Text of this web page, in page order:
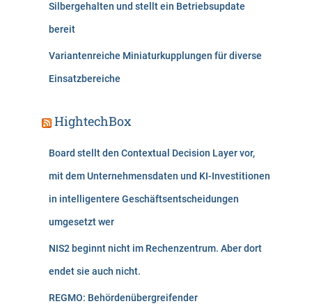
Silbergehalten und stellt ein Betriebsupdate
bereit
Variantenreiche Miniaturkupplungen für diverse
Einsatzbereiche
HightechBox
Board stellt den Contextual Decision Layer vor,
mit dem Unternehmensdaten und KI-Investitionen
in intelligentere Geschäftsentscheidungen
umgesetzt wer
NIS2 beginnt nicht im Rechenzentrum. Aber dort
endet sie auch nicht.
REGMO: Behördenübergreifender